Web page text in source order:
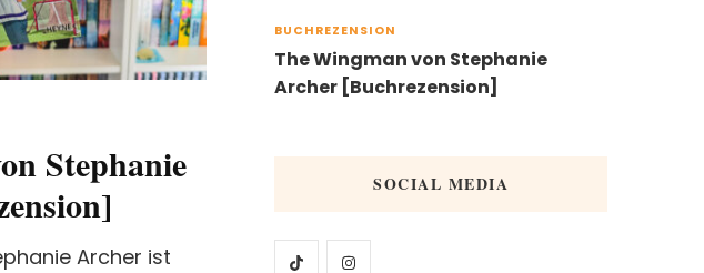
Stephanie
Archer ist
BUCHREZENSION
The Wingman von Stephanie
Archer [Buchrezension]
SOCIAL MEDIA